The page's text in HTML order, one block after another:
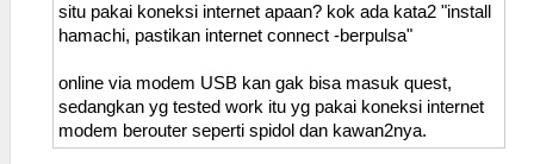
situ pakai koneksi internet apaan? kok ada kata2 "install
hamachi, pastikan internet connect -berpulsa"
online via modem USB kan gak bisa masuk quest,
sedangkan yg tested work itu yg pakai koneksi internet
modem berouter seperti spidol dan kawan2nya.